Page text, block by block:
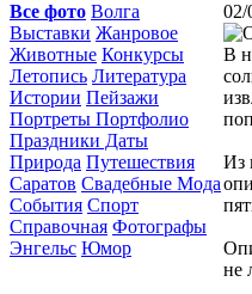
Все фото Волга
Выставки Жанровое
Животные Конкурсы
Летопись Литература
Истории Пейзажи
Портреты Портфолио
Праздники Даты
Природа Путешествия
Саратов Свадебные Мода
События Спорт
Справочная Фотографы
Энгельс Юмор
02/
В
Из
не